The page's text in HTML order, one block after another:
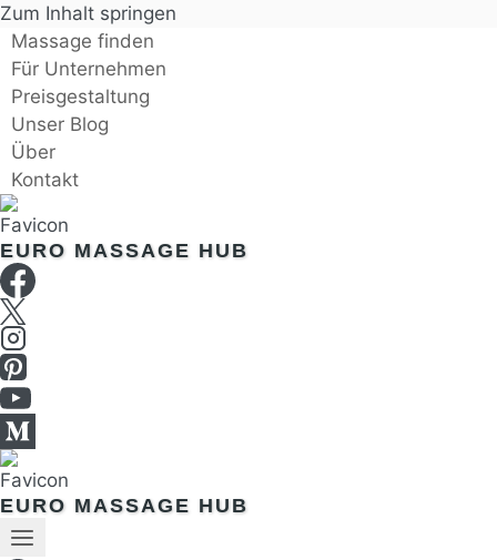
Zum Inhalt springen
Massage finden
Für Unternehmen
Preisgestaltung
Unser Blog
Über
Kontakt
EURO MASSAGE HUB
EURO MASSAGE HUB